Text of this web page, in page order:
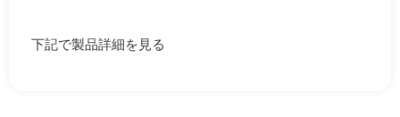
下記で製品詳細を見る